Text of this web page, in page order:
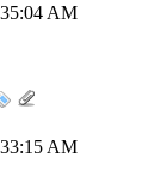
AM
AM